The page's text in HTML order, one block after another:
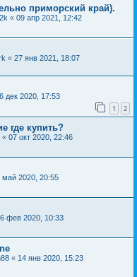
приморский край).
« 09 апр 2021, 12:42
« 27 янв 2021, 18:07
дек 2020, 17:53
1 2
где купить?
« 07 окт 2020, 22:46
май 2020, 20:55
фев 2020, 10:33
« 14 янв 2020, 15:23